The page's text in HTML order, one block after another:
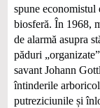
spune economistul
biosferă. În 1968,
de alarmă asupra
păduri
savant Johann
întinderile
putreziciunile și